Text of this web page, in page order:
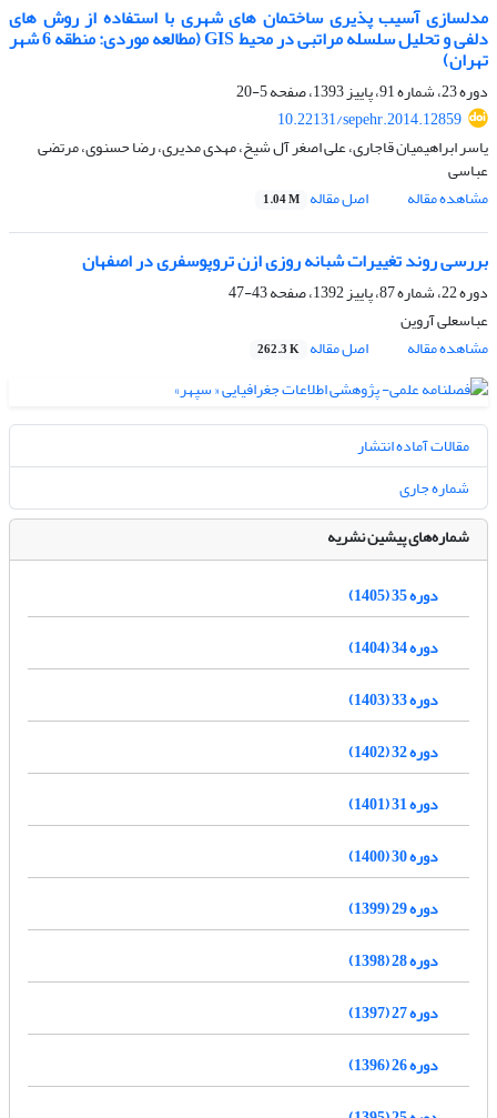
مدلسازی آسیب پذیری ساختمان های شهری با استفاده از روش های
دلفی و تحلیل سلسله مراتبی در محیط GIS (مطالعه موردی: منطقه 6 شهر
تهران)
دوره 23، شماره 91، پاییز 1393، صفحه
5-20
10.22131/sepehr.2014.12859
یاسر ابراهیمیان قاجاری، علی اصغر آل شیخ، مهدی مدیری، رضا حسنوی، مرتضی
عباسی
مشاهده مقاله
اصل مقاله 1.04 M
بررسی روند تغییرات شبانه روزی ازن تروپوسفری در اصفهان
دوره 22، شماره 87، پاییز 1392، صفحه
43-47
عباسعلی آروین
مشاهده مقاله
اصل مقاله 262.3 K
مقالات آماده انتشار
شماره جاری
شماره‌های پیشین نشریه
دوره 35 (1405)
دوره 34 (1404)
دوره 33 (1403)
دوره 32 (1402)
دوره 31 (1401)
دوره 30 (1400)
دوره 29 (1399)
دوره 28 (1398)
دوره 27 (1397)
دوره 26 (1396)